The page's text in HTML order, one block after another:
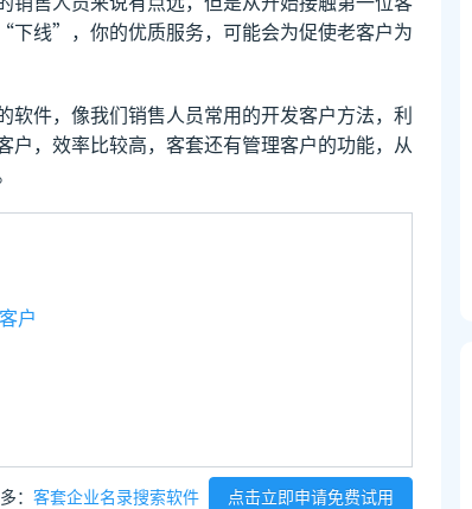
下线”，你的优质服务，可能会为促使老客户为
件，像我们销售人员常用的开发客户方法，利
，效率比较高，客套还有管理客户的功能，从
户
： 客套企业名录搜索软件 点击立即申请免费试用